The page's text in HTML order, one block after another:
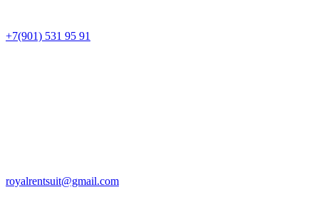
+7(901) 531 95 91
royalrentsuit@gmail.com